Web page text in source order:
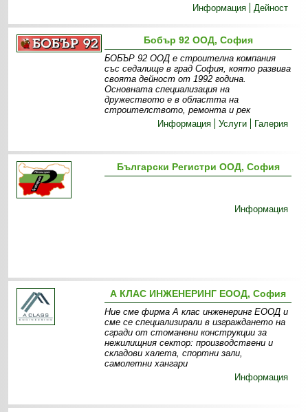
Информация
Дейност
Бобър 92 ООД, София
БОБЪР 92 ООД е строителна компания
със седалище в град София, която развива
своята дейност от 1992 година.
Основната специализация на
дружеството е в областта на
строителството, ремонта и рек
Информация
Услуги Галерия
Български Регистри ООД, София
Информация
А КЛАС ИНЖЕНЕРИНГ ЕООД, София
Ние сме фирма А клас инженеринг ЕООД и
сме се специализирали в изграждането на
сгради от стоманени конструкции за
нежилищния сектор: производствени и
складови халета, спортни зали,
самолетни хангари
Информация